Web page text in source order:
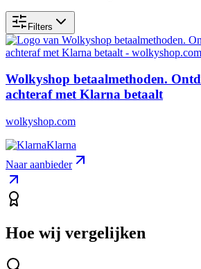
Filters
Wolkyshop betaalmethoden.
achteraf met Klarna betaalt
wolkyshop.com
Klarna
Naar aanbieder
Hoe wij vergelijken